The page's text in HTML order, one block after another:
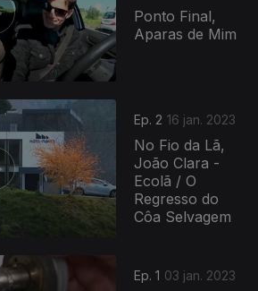
Ponto Final,
Aparas de Mim
Ep. 2 16 jan. 2023
No Fio da Lã,
João Clara -
Ecolã / O
Regresso do
Côa Selvagem
Ep. 1 03 jan. 2023